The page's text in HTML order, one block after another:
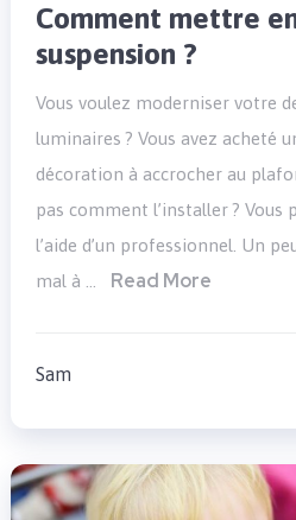
Comment mettre
suspension ?
Vous voulez moderniser votre
luminaires ? Vous avez acheté
décoration à accrocher au
pas comment l’installer ? Vous
l’aide d’un professionnel. Un
mal à …
Read More
Sam